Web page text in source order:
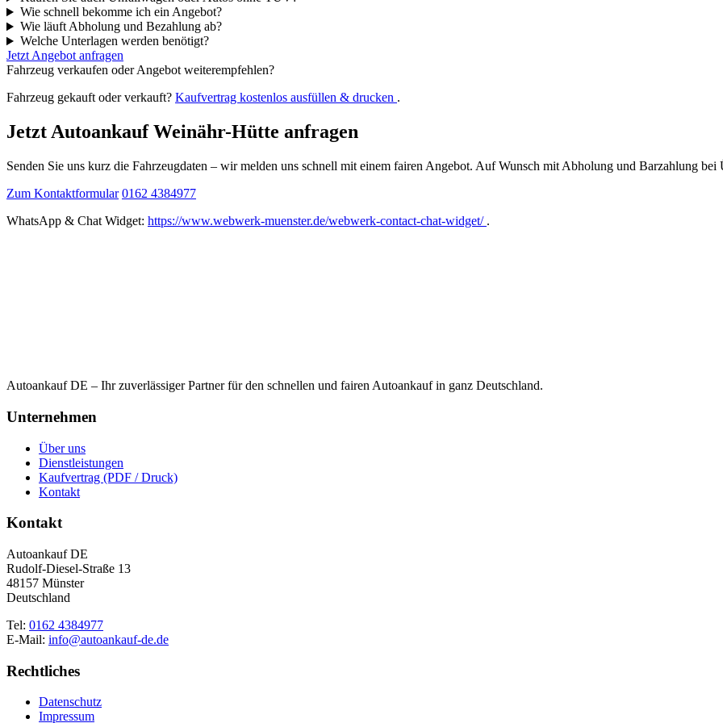
Wie schnell bekomme ich ein Angebot?
Wie läuft Abholung und Bezahlung ab?
Welche Unterlagen werden benötigt?
Jetzt Angebot anfragen
Fahrzeug verkaufen oder Angebot weiterempfehlen?
Fahrzeug gekauft oder verkauft? Kaufvertrag kostenlos ausfüllen & drucken .
Jetzt Autoankauf Weinähr-Hütte anfragen
Senden Sie uns kurz die Fahrzeugdaten – wir melden uns schnell mit einem fairen Angebot. Auf Wunsch mit Abholung und Barzahlung bei
Zum Kontaktformular 0162 4384977
WhatsApp & Chat Widget: https://www.webwerk-muenster.de/webwerk-contact-chat-widget/ .
Autoankauf DE – Ihr zuverlässiger Partner für den schnellen und fairen Autoankauf in ganz Deutschland.
Unternehmen
Über uns
Dienstleistungen
Kaufvertrag (PDF / Druck)
Kontakt
Kontakt
Autoankauf DE
Rudolf-Diesel-Straße 13
48157 Münster
Deutschland
Tel: 0162 4384977
E-Mail: info@autoankauf-de.de
Rechtliches
Datenschutz
Impressum